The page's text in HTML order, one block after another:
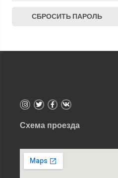
СБРОСИТЬ ПАРОЛЬ
Схема проезда